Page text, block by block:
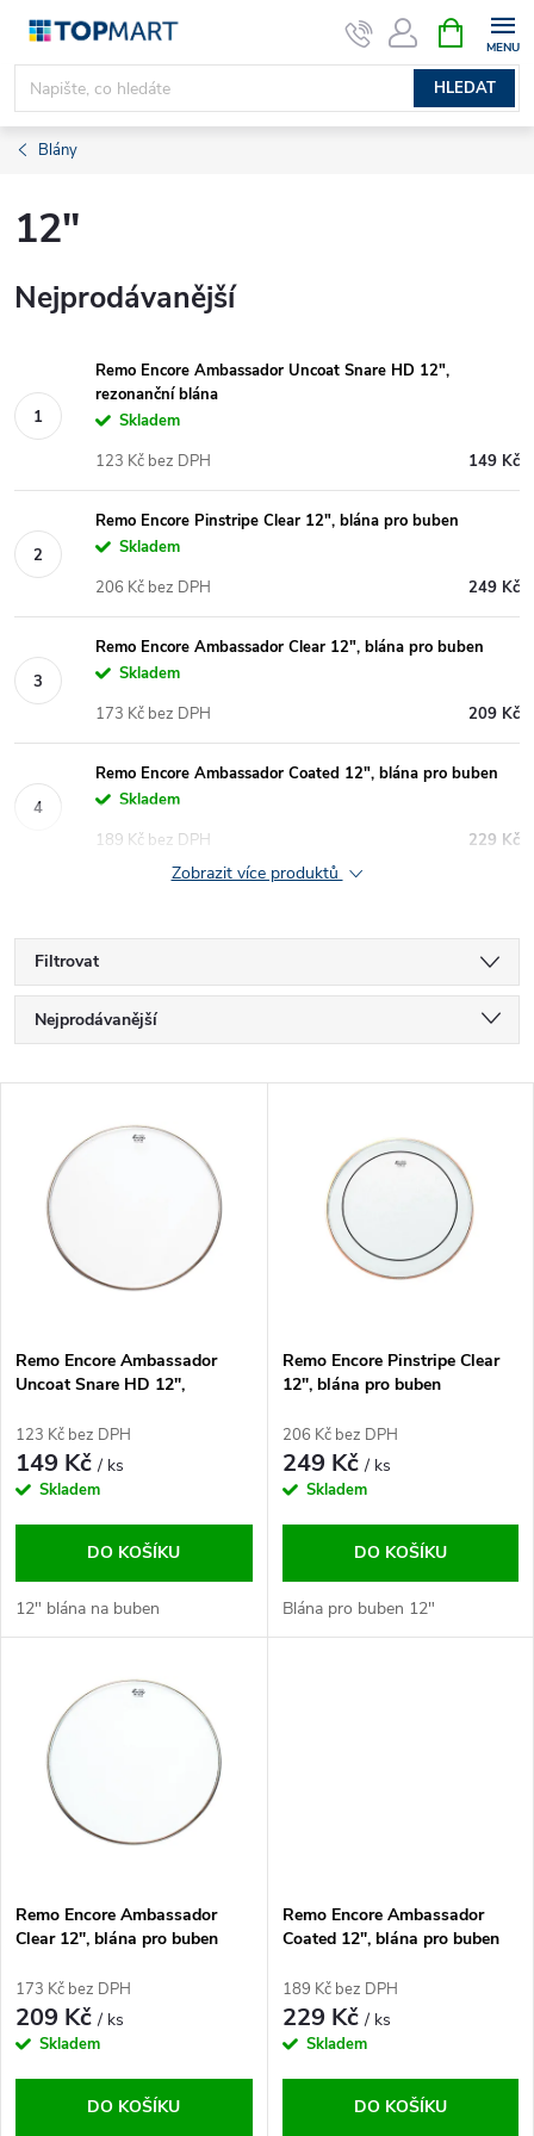
Přejít
obsah
HLEDAT
NÁKUPNÍ
KOŠÍK
Blány
12"
Nejprodávanější
Remo Encore Ambassador Uncoat Snare HD 12",
rezonanční blána
Skladem
149 Kč
123 Kč bez DPH
Remo Encore Pinstripe Clear 12", blána pro buben
Skladem
249 Kč
206 Kč bez DPH
Remo Encore Ambassador Clear 12", blána pro buben
Skladem
209 Kč
173 Kč bez DPH
Remo Encore Ambassador Coated 12", blána pro buben
Skladem
229 Kč
189 Kč bez DPH
Zobrazit více produktů
Filtrovat
Ř
a
p
r
o
u
Nejprodávanější
Abecedně
s
p
r
o
d
u
Remo Encore Ambassador
Uncoat Snare HD 12",
123 Kč bez DPH
149 Kč/ ks
Skladem
DO KOŠÍKU
12" blána na buben
Remo Encore Pinstripe Clear
12", blána pro buben
206 Kč bez DPH
249 Kč/ ks
Skladem
DO KOŠÍKU
Blána pro buben 12"
Remo Encore Ambassador
Clear 12", blána pro buben
173 Kč bez DPH
209 Kč/ ks
Skladem
DO KOŠÍKU
Remo Encore Ambassador
Coated 12", blána pro buben
189 Kč bez DPH
229 Kč/ ks
Skladem
DO KOŠÍKU